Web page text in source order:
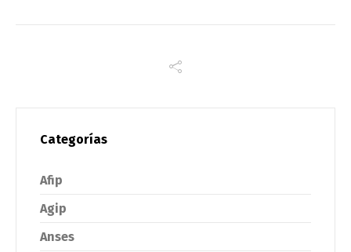
Categorías
Afip
Agip
Anses